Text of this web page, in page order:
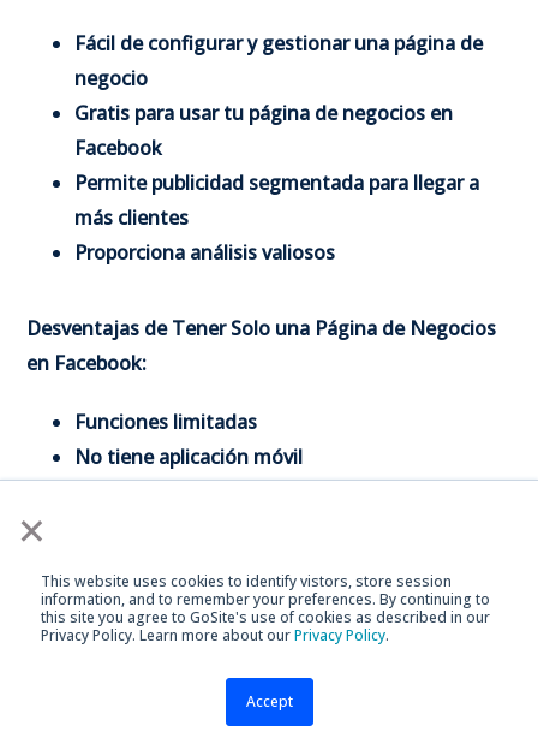
×
This website uses cookies to identify vistors, store session
information, and to remember your preferences. By continuing to
this site you agree to GoSite's use of cookies as described in our
Privacy Policy. Learn more about ourPrivacy Policy.
Accept
Fácil de configurar y gestionar una página de
negocio
Gratis para usar tu página de negocios en
Facebook
Permite publicidad segmentada para llegar a
más clientes
Proporciona análisis valiosos
Desventajas de Tener Solo una Página de Negocios
en Facebook:
Funciones limitadas
No tiene aplicación móvil
Ventajas de Configurar una Cuenta de Meta
Business Suite:
Proporciona análisis avanzados
Roles de usuario personalizables